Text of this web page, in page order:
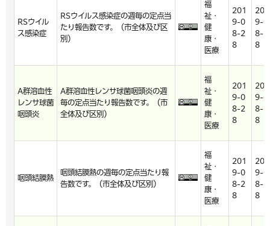
RSウイル
ス感染症
RSウイルス感染症の週毎の定点当
たり報告数です。（市全体及び区
別）
福
祉・
健
康・
医療
201
9-0
8-2
8
201
9-0
8-2
8
A群溶血性
レンサ球菌
咽頭炎
A群溶血性レンサ球菌咽頭炎の週
毎の定点当たり報告数です。（市
全体及び区別）
福
祉・
健
康・
医療
201
9-0
8-2
8
201
9-0
8-2
8
咽頭結膜熱
咽頭結膜熱の週毎の定点当たり報
告数です。（市全体及び区別）
福
祉・
健
康・
医療
201
9-0
8-2
8
201
9-0
8-2
8